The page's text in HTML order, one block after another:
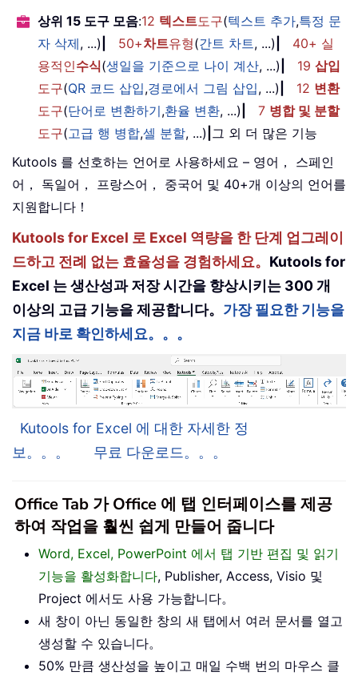
상위 15 도구 모음:12 텍스트도구(텍스트 추가,특정 문
자 삭제, ...) 50+차트유형(간트 차트, ...)
40+ 실
용적인수식(생일을 기준으로 나이 계산, ...) 19 삽입
도구(QR 코드 삽입,경로에서 그림 삽입, ...) 12 변환
도구(단어로 변환하기,환율 변환, ...) 7 병합 및 분할
도구(고급 행 병합,셀 분할, ...) 그 외 더 많은 기능
Kutools 를 선호하는 언어로 사용하세요 – 영어， 스페인
어， 독일어， 프랑스어， 중국어 및 40+개 이상의 언어를
지원합니다！
Kutools for Excel 로 Excel 역량을 한 단계 업그레이
드하고 전례 없는 효율성을 경험하세요。 Kutools for
Excel 는 생산성과 저장 시간을 향상시키는 300 개
이상의 고급 기능을 제공합니다。 가장 필요한 기능을
지금 바로 확인하세요。。。
Kutools for Excel 에 대한 자세한 정
보。。。
무료 다운로드。。。
Office Tab 가 Office 에 탭 인터페이스를 제공
하여 작업을 훨씬 쉽게 만들어 줍니다
Word, Excel, PowerPoint 에서 탭 기반 편집 및 읽기
기능을 활성화합니다, Publisher, Access, Visio 및
Project 에서도 사용 가능합니다。
새 창이 아닌 동일한 창의 새 탭에서 여러 문서를 열고
생성할 수 있습니다。
50% 만큼 생산성을 높이고 매일 수백 번의 마우스 클